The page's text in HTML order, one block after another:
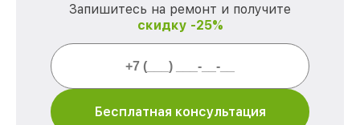
Запишитесь на ремонт и получите
скидку -25%
Бесплатная консультация